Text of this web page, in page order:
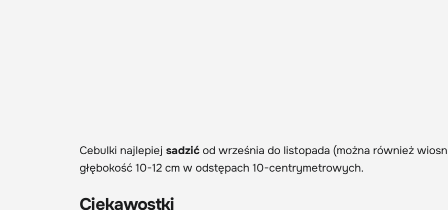
Cebulki najlepiej sadzić od września do listopada (można również
głębokość 10-12 cm w odstępach 10-centrymetrowych.
Ciekawostki